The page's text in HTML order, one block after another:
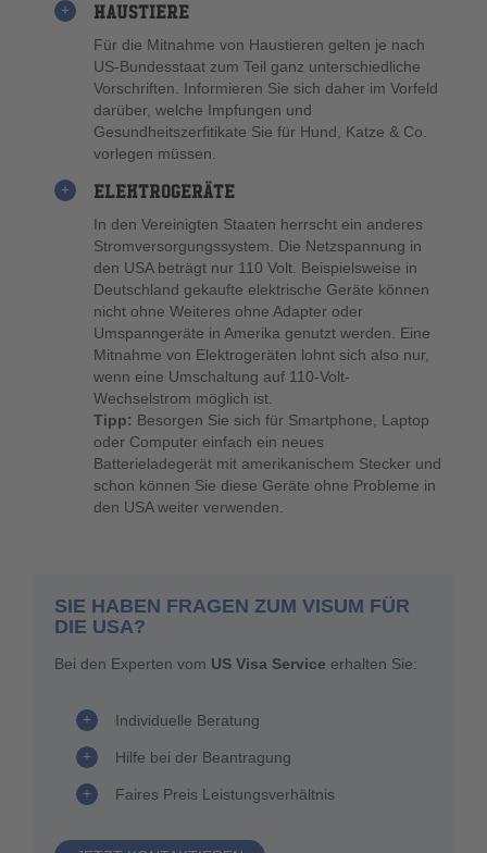
HAUSTIERE
Für die Mitnahme von Haustieren gelten je nach
US-Bundesstaat zum Teil ganz unterschiedliche
Vorschriften. Informieren Sie sich daher im Vorfeld
darüber, welche Impfungen und
Gesundheitszerfitikate Sie für Hund, Katze & Co.
vorlegen müssen.
ELEKTROGERÄTE
In den Vereinigten Staaten herrscht ein anderes
Stromversorgungssystem. Die Netzspannung in
den USA beträgt nur 110 Volt. Beispielsweise in
Deutschland gekaufte elektrische Geräte können
nicht ohne Weiteres ohne Adapter oder
Umspanngeräte in Amerika genutzt werden. Eine
Mitnahme von Elektrogeräten lohnt sich also nur,
wenn eine Umschaltung auf 110-Volt-
Wechselstrom möglich ist.
Tipp: Besorgen Sie sich für Smartphone, Laptop
oder Computer einfach ein neues
Batterieladegerät mit amerikanischem Stecker und
schon können Sie diese Geräte ohne Probleme in
den USA weiter verwenden.
SIE HABEN FRAGEN ZUM VISUM FÜR
DIE USA?
Bei den Experten vom US Visa Service erhalten Sie:
Individuelle Beratung
Hilfe bei der Beantragung
Faires Preis Leistungsverhältnis